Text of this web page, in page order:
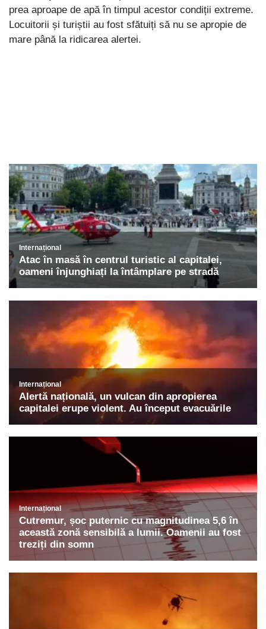
prea aproape de apă în timpul acestor condiții extreme.
Locuitorii și turiștii au fost sfătuiți să nu se apropie de
mare până la ridicarea alertei.